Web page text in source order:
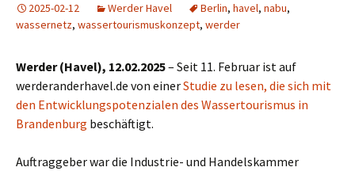
2025-02-12 Werder Havel Berlin, havel, nabu,
wassernetz, wassertourismuskonzept, werder
Werder (Havel), 12.02.2025– Seit 11. Februar ist auf
werderanderhavel.de von einerStudie zu lesen, die sich mit
den Entwicklungspotenzialen des Wassertourismus in
Brandenburg beschäftigt.
Auftraggeber war die Industrie- und Handelskammer